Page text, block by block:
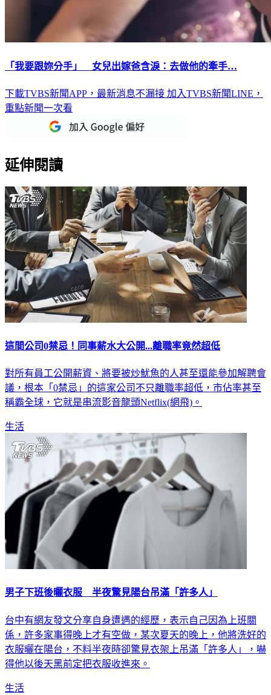
「我要跟妳分手」 女兒出嫁爸含淚：去做他的牽手…
下載TVBS新聞APP，最新消息不漏接 加入TVBS新聞LINE，
重點新聞一次看
延伸閱讀
這間公司0禁忌！同事薪水大公開...離職率竟然超低
對所有員工公開薪資、將要被炒魷魚的人甚至還能參加解聘會
議，根本「0禁忌」的這家公司不只離職率超低，市佔率甚至
稱霸全球，它就是串流影音龍頭Netflix(網飛)。
生活
男子下班後曬衣服 半夜驚見陽台吊滿「許多人」
台中有網友發文分享自身遭遇的經歷，表示自己因為上班關
係，許多家事得晚上才有空做，某次夏天的晚上，他將洗好的
衣服曬在陽台，不料半夜時卻驚見衣架上吊滿「許多人」，嚇
得他以後天黑前定把衣服收進來。
生活